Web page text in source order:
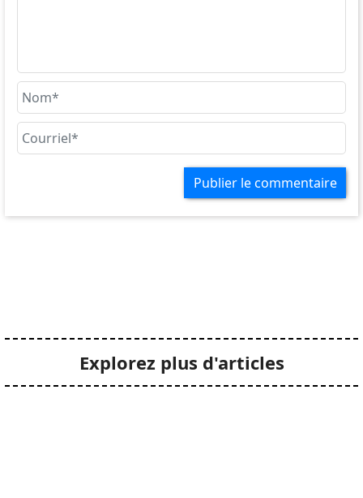
Publier le commentaire
Explorez plus d'articles